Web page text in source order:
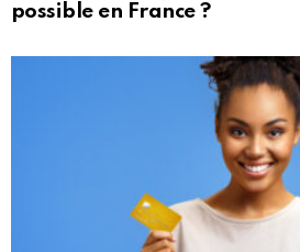
possible en France ?